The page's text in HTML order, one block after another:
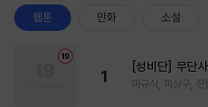
웹툰 만화 소설
1
[성비단] 무단
마규식, 피상구, 진